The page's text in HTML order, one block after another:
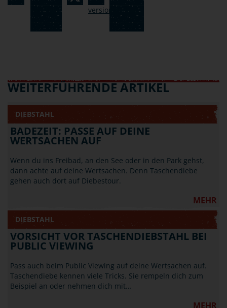
WEITERFÜHRENDE ARTIKEL
DIEBSTAHL
BADEZEIT: PASSE AUF DEINE
WERTSACHEN AUF
Wenn du ins Freibad, an den See oder in den Park gehst,
dann achte auf deine Wertsachen. Denn Taschendiebe
gehen auch dort auf Diebestour.
MEHR
DIEBSTAHL
VORSICHT VOR TASCHENDIEBSTAHL BEI
PUBLIC VIEWING
Pass auch beim Public Viewing auf deine Wertsachen auf.
Taschendiebe kennen viele Tricks. Sie rempeln dich zum
Beispiel an oder nehmen dich mit…
MEHR